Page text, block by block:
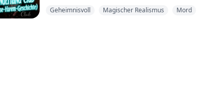
ausgefallener Wunsch ist zu viel. Befreie dich von den
Geheimnisvoll Magischer Realismus Mord